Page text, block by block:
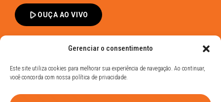
Gerenciar o consentimento
Este site utiliza cookies para melhorar sua experiência de navegação. Ao continuar,
você concorda com nossa política de privacidade.
play_arrowOUÇA AO VIVO